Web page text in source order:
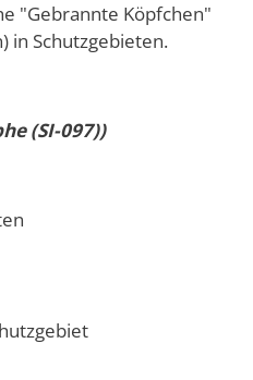
"Gebrannte Köpfchen"
in Schutzgebieten.
(SI-097))